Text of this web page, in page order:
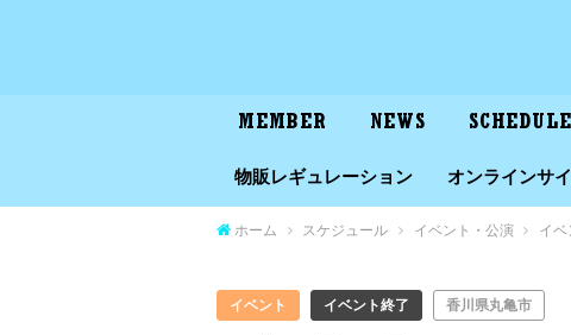
MEMBER NEWS SCHEDULE
物販レギュレーション オンラインサ
ホーム スケジュール イベント・公演 イベ
イベント イベント終了 香川県丸亀市